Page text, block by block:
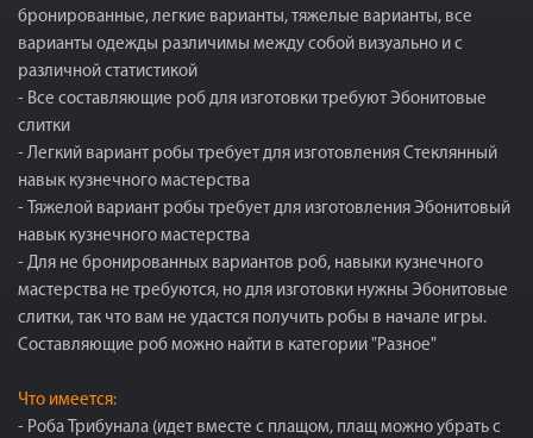
бронированные, легкие варианты, тяжелые варианты, все
варианты одежды различимы между собой визуально и с
различной статистикой
- Все составляющие роб для изготовки требуют Эбонитовые
слитки
- Легкий вариант робы требует для изготовления Стеклянный
навык кузнечного мастерства
- Тяжелой вариант робы требует для изготовления Эбонитовый
навык кузнечного мастерства
- Для не бронированных вариантов роб, навыки кузнечного
мастерства не требуются, но для изготовки нужны Эбонитовые
слитки, так что вам не удастся получить робы в начале игры.
Составляющие роб можно найти в категории "Разное"
Что имеется:
- Роба Трибунала (идет вместе с плащом, плащ можно убрать с